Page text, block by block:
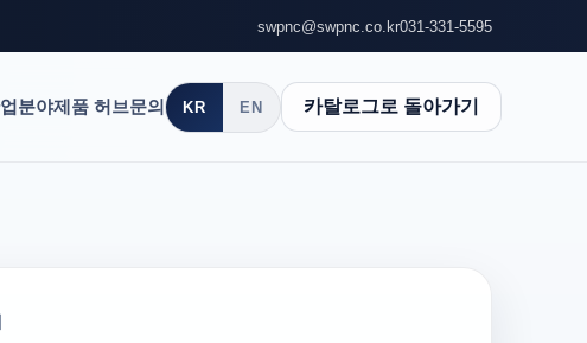
swpnc@swpnc.co.kr031-331-5595
분야제품 허브문의 KR EN 카탈로그로 돌아가기